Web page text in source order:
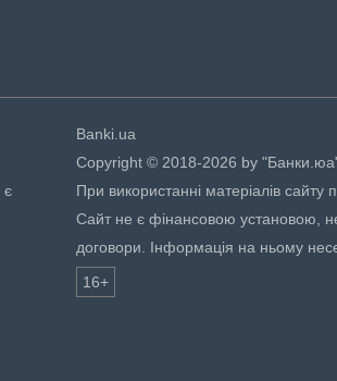
є
Banki.ua
Copyright © 2018-2026 by
При використанні матеріалів
Сайт не є фінансовою установою, не
договори. Інформація на ньому
16+